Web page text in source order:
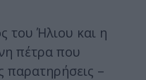
του Ήλιου και η
πέτρα που
παρατηρήσεις –